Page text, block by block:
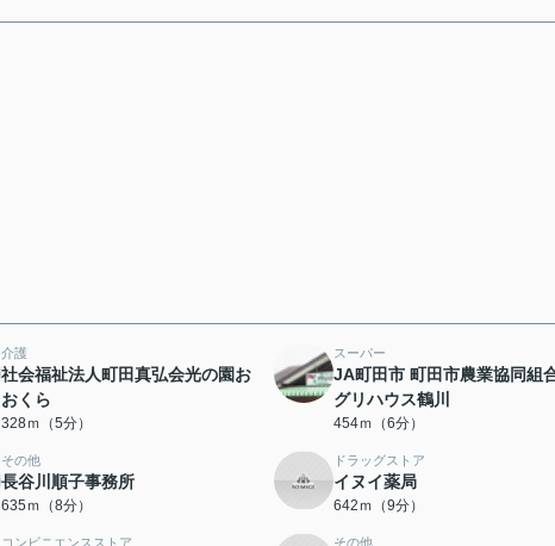
介護
社会福祉法人町田真弘会光の園お
おくら
328ｍ（5分）
スーパー
JA町田市 町田市農業協同組
グリハウス鶴川
454ｍ（6分）
その他
長谷川順子事務所
635ｍ（8分）
ドラッグストア
イヌイ薬局
642ｍ（9分）
コンビニエンスストア その他